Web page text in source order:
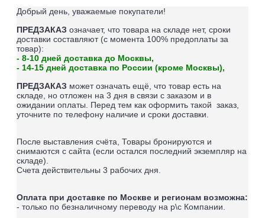
Добрый день, уважаемые покупатели!
ПРЕДЗАКАЗ означает, что товара на складе нет, сроки
доставки составляют (с момента 100% предоплаты за
товар):
- 8-10 дней доставка до Москвы,
- 14-15 дней доставка по России (кроме Москвы),
ПРЕДЗАКАЗ может означать ещё, что товар есть на
складе, но отложен на 3 дня в связи с заказом и в
ожидании оплаты. Перед тем как оформить такой заказ,
уточните по телефону наличие и сроки доставки.
После выставления счёта, Товары бронируются и
снимаются с сайта (если остался последний экземпляр на
складе).
Счета действительны 3 рабочих дня.
Оплата при доставке по Москве и регионам возможна:
- только по безналичному переводу на р\с Компании.